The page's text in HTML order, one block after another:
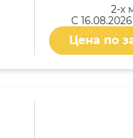
2-x
С 16.08.2026
Цена по